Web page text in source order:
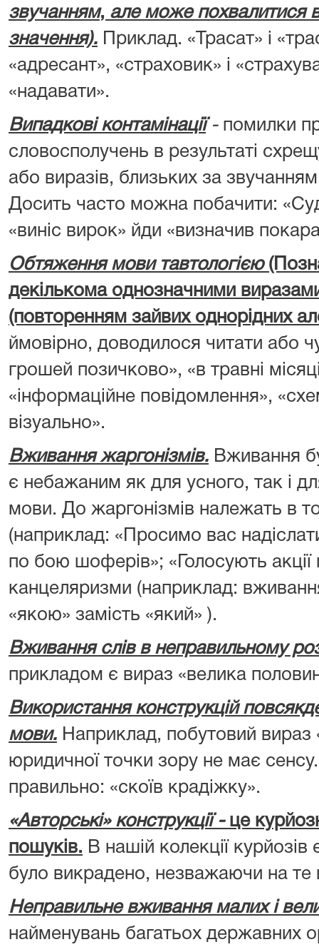
звучанням, але може похвалитися
значення). Приклад. «Трасат» і
«адресант», «страховик» і
«надавати».
Випадкові контамінації-помилки
словосполучень в результаті
або виразів, близьких за
Досить часто можна побачити:
«виніс вирок» йди «визначив
Обтяження мови тавтологією
декількома однозначними
(повторенням зайвих однорідних
ймовірно, доводилося читати або
грошей позичково», «в травні
«інформаційне повідомлення»,
візуально».
Вживання жаргонізмів. Вживання
є небажаним як для усного, так і
мови. До жаргонізмів належать в
(наприклад: «Просимо вас
по бою шоферів»; «Голосують акції
канцеляризми (наприклад:
«якою» замість «який» ).
Вживання слів в неправильному
прикладом є вираз «велика
Використання конструкцій
мови. Наприклад, побутовий вираз
юридичної точки зору не має
правильно: «скоїв крадіжку».
«Авторські» конструкції -це
пошуків. В нашій колекції
було викрадено, незважаючи на
Неправильне вживання малих і
найменувань багатьох державних